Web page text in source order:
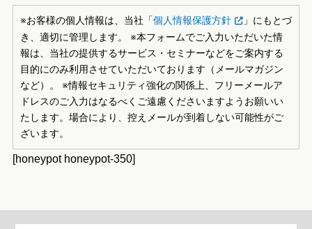
※お客様の個人情報は、当社「個人情報保護方針
」にもとづ
き、適切に管理します。 ※本フォームでご入力いただいた情
報は、当社の提供するサービス・セミナーなどをご案内する
目的にのみ利用させていただいております（メールマガジン
など）。 ※情報セキュリティ強化の関係上、フリーメールア
ドレスのご入力はなるべくご遠慮くださいますようお願いい
たします。場合により、控えメールが到着しない可能性がご
ざいます。
[honeypot honeypot-350]